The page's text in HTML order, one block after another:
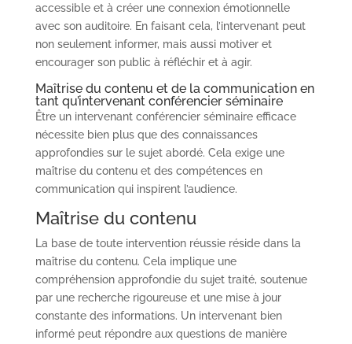
accessible et à créer une connexion émotionnelle
avec son auditoire. En faisant cela, l’intervenant peut
non seulement informer, mais aussi motiver et
encourager son public à réfléchir et à agir.
Maîtrise du contenu et de la communication en
tant qu’intervenant conférencier séminaire
Être un intervenant conférencier séminaire efficace
nécessite bien plus que des connaissances
approfondies sur le sujet abordé. Cela exige une
maîtrise du contenu et des compétences en
communication qui inspirent l’audience.
Maîtrise du contenu
La base de toute intervention réussie réside dans la
maîtrise du contenu. Cela implique une
compréhension approfondie du sujet traité, soutenue
par une recherche rigoureuse et une mise à jour
constante des informations. Un intervenant bien
informé peut répondre aux questions de manière